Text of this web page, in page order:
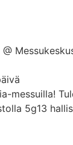
@
messuilla!
5g13